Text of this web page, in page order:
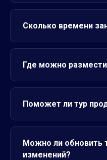
Сколько времени
Где можно
Поможет ли тур
Можно ли обновить
изменений?